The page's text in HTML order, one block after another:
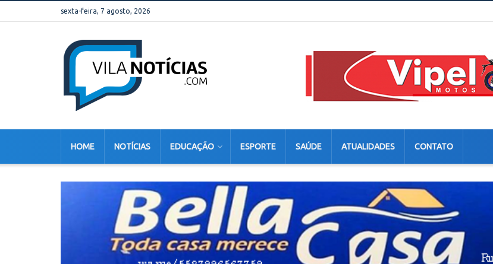
sexta-feira, 7 agosto, 2026
HOME NOTÍCIAS EDUCAÇÃO ESPORTE SAÚDE ATUALIDADES CONTATO